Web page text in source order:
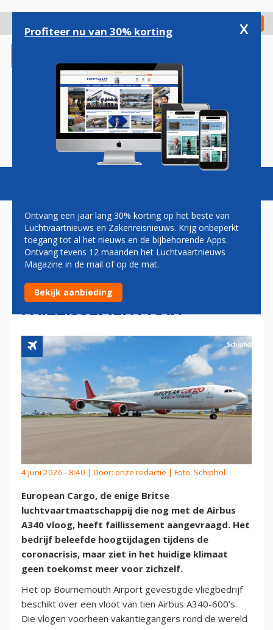
gaan
Check in
Magazine Podcasts Vacatures
ENIGE OVERGEBLEVEN
BRITSE GEBRUIKER AIRBUS
A340 VRAAGT
FAILLISSEMENT AAN
4 juni 2026 - 8:40 | Door: onze redactie | Foto: Schiphol
European Cargo, de enige Britse
luchtvaartmaatschappij die nog met de Airbus
A340 vloog, heeft faillissement aangevraagd. Het
bedrijf beleefde hoogtijdagen tijdens de
coronacrisis, maar ziet in het huidige klimaat
geen toekomst meer voor zichzelf.
Het op Bournemouth Airport gevestigde vliegbedrijf
beschikt over een vloot van tien Airbus A340-600’s.
Die vlogen voorheen vakantiegangers rond de wereld
Profiteer nu van 30% korting x
Ontvang een jaar lang 30% korting op het beste van
Luchtvaartnieuws en Zakenreisnieuws. Krijg onbeperkt
toegang tot al het nieuws en de bijbehorende Apps.
Ontvang tevens 12 maanden het Luchtvaartnieuws
Magazine in de mail of op de mat.
Bekijk aanbieding